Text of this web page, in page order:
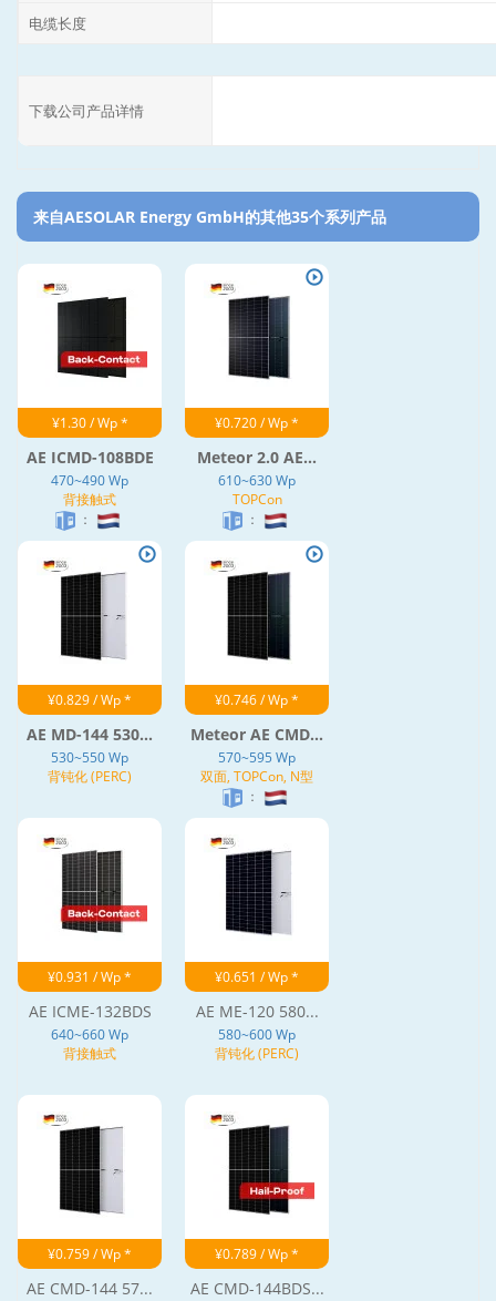
电缆长度
下载公司产品详情
来自AESOLAR Energy GmbH的其他35个系列产品‎
¥1.30 / Wp *
AE ICMD-108BDE
470~490 Wp
背接触式
：
¥0.720 / Wp *
Meteor 2.0 AE...
610~630 Wp
TOPCon
：
¥0.829 / Wp *
AE MD-144 530...
530~550 Wp
背钝化 (PERC)
¥0.746 / Wp *
Meteor AE CMD...
570~595 Wp
双面, TOPCon, N型
：
¥0.931 / Wp *
AE ICME-132BDS
640~660 Wp
背接触式
¥0.651 / Wp *
AE ME-120 580...
580~600 Wp
背钝化 (PERC)
¥0.759 / Wp *
AE CMD-144 57...
¥0.789 / Wp *
AE CMD-144BDS...